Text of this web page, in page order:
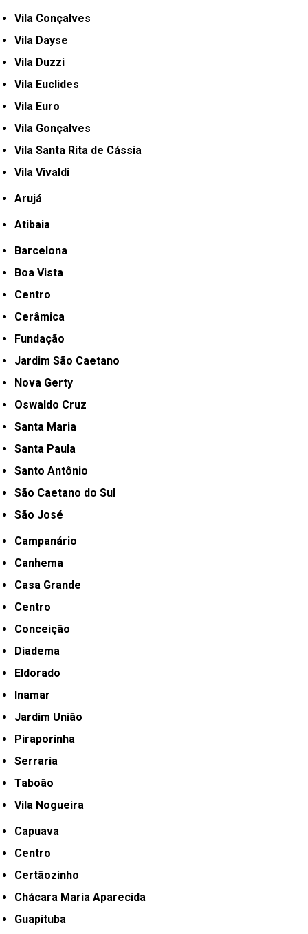
Vila Conçalves
Vila Dayse
Vila Duzzi
Vila Euclides
Vila Euro
Vila Gonçalves
Vila Santa Rita de Cássia
Vila Vivaldi
Arujá
Atibaia
Barcelona
Boa Vista
Centro
Cerâmica
Fundação
Jardim São Caetano
Nova Gerty
Oswaldo Cruz
Santa Maria
Santa Paula
Santo Antônio
São Caetano do Sul
São José
Campanário
Canhema
Casa Grande
Centro
Conceição
Diadema
Eldorado
Inamar
Jardim União
Piraporinha
Serraria
Taboão
Vila Nogueira
Capuava
Centro
Certãozinho
Chácara Maria Aparecida
Guapituba